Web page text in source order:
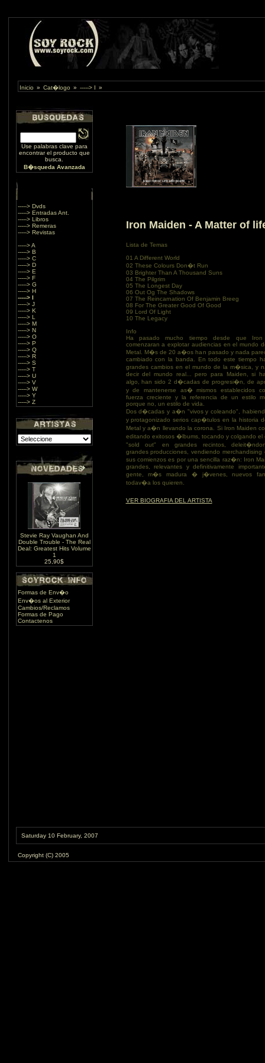
Inicio » Cat�logo » -----> I »
Use palabras clave para
encontrar el producto que
busca.
B�squeda Avanzada
-----> Dvds
-----> Entradas Ant.
-----> Libros
-----> Remeras
-----> Revistas
-----> A
-----> B
-----> C
-----> D
-----> E
-----> F
-----> G
-----> H
-----> I
-----> J
-----> K
-----> L
-----> M
-----> N
-----> O
-----> P
-----> Q
-----> R
-----> S
-----> T
-----> U
-----> V
-----> W
-----> Y
-----> Z
Stevie Ray Vaughan And
Double Trouble - The Real
Deal: Greatest Hits Volume
1
25,90$
Formas de Env�o
Env�os al Exterior
Cambios/Reclamos
Formas de Pago
Contactenos
Iron Maiden - A Matter of
Lista de Temas
01 A Different World
02 These Colours Don�t Run
03 Brighter Than A Thousand Suns
04 The Pilgrim
05 The Longest Day
06 Out Og The Shadows
07 The Reincarnation Of Benjamin Breeg
08 For The Greater Good Of Good
09 Lord Of Light
10 The Legacy
Info
Ha pasado mucho tiempo desde que Iron
comenzaran a explotar audiencias en el mundo
Metal. M�s de 20 a�os han pasado y nada
cambiado con la banda. En todo este tiempo
grandes cambios en el mundo de la m�sica, y
decir del mundo real... pero para Maiden, si
algo, han sido 2 d�cadas de progresi�n, de
y de mantenerse as� mismos establecidos
fuerza creciente y la referencia de un estilo
porque no, un estilo de vida.
Dos d�cadas y a�n "vivos y coleando",
y protagonizado serios cap�tulos en la historia
Metal y a�n llevando la corona. Si Iron Maiden
editando exitosos �lbums, tocando y colgando el
"sold out" en grandes recintos,
grandes producciones, vendiendo merchandising
sus comienzos es por una sencilla raz�n: Iron
grandes, relevantes y definitivamente
gente, m�s madura � j�venes, nuevos
todav�a los quieren.
VER BIOGRAFIA DEL ARTISTA
Saturday 10 February, 2007
Copyright (C) 2005